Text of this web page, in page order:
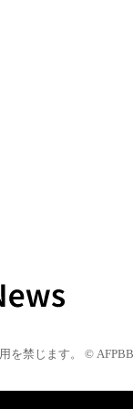
を禁じます。 © AFPBB